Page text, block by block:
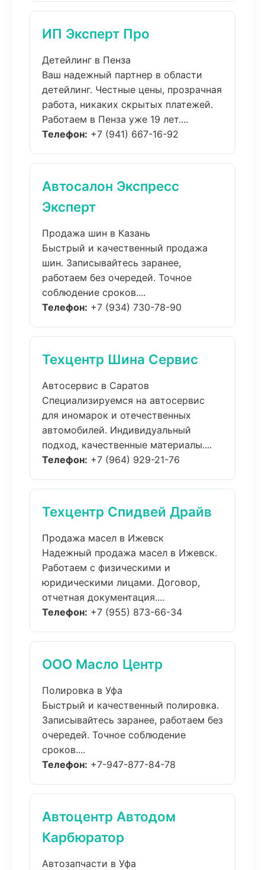
ИП Эксперт Про
Детейлинг в Пенза
Ваш надежный партнер в области
детейлинг. Честные цены, прозрачная
работа, никаких скрытых платежей.
Работаем в Пенза уже 19 лет....
Телефон: +7 (941) 667-16-92
Автосалон Экспресс
Эксперт
Продажа шин в Казань
Быстрый и качественный продажа
шин. Записывайтесь заранее,
работаем без очередей. Точное
соблюдение сроков....
Телефон: +7 (934) 730-78-90
Техцентр Шина Сервис
Автосервис в Саратов
Специализируемся на автосервис
для иномарок и отечественных
автомобилей. Индивидуальный
подход, качественные материалы....
Телефон: +7 (964) 929-21-76
Техцентр Спидвей Драйв
Продажа масел в Ижевск
Надежный продажа масел в Ижевск.
Работаем с физическими и
юридическими лицами. Договор,
отчетная документация....
Телефон: +7 (955) 873-66-34
ООО Масло Центр
Полировка в Уфа
Быстрый и качественный полировка.
Записывайтесь заранее, работаем без
очередей. Точное соблюдение
сроков....
Телефон: +7-947-877-84-78
Автоцентр Автодом
Карбюратор
Автозапчасти в Уфа